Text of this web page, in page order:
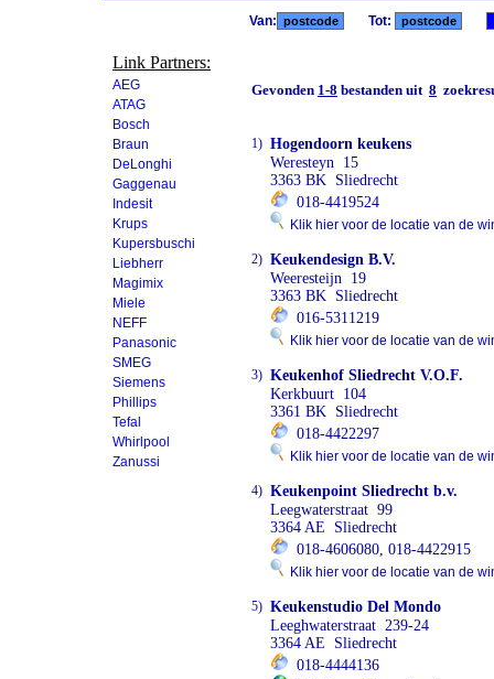
Link Partners:
AEG
ATAG
Bosch
Braun
DeLonghi
Gaggenau
Indesit
Krups
Kupersbuschi
Liebherr
Magimix
Miele
NEFF
Panasonic
SMEG
Siemens
Phillips
Tefal
Whirlpool
Zanussi
Van: Tot:
Gevonden 1-8 bestanden uit 8
1) Hogendoorn keukens
Weresteyn 15
3363 BK Sliedrecht
018-4419524
Klik hier voor de locatie van de
2) Keukendesign B.V.
Weeresteijn 19
3363 BK Sliedrecht
016-5311219
Klik hier voor de locatie van de
3) Keukenhof Sliedrecht V.O.F.
Kerkbuurt 104
3361 BK Sliedrecht
018-4422297
Klik hier voor de locatie van de
4) Keukenpoint Sliedrecht b.v.
Leegwaterstraat 99
3364 AE Sliedrecht
018-4606080, 018-4422915
Klik hier voor de locatie van de
5) Keukenstudio Del Mondo
Leeghwaterstraat 239-24
3364 AE Sliedrecht
018-4444136